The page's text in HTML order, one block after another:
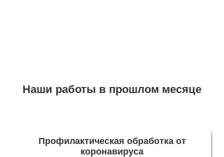
Наши работы в прошлом месяце
Профилактическая обработка от
коронавируса